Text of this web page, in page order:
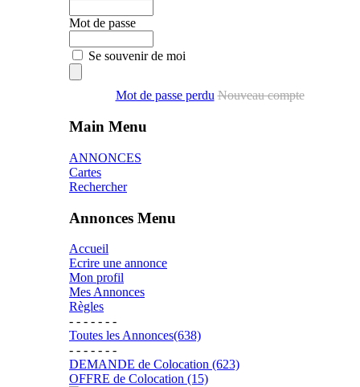
Mot de passe
Se souvenir de moi
Mot de passe perdu Nouveau compte
Main Menu
ANNONCES
Cartes
Rechercher
Annonces Menu
Accueil
Ecrire une annonce
Mon profil
Mes Annonces
Règles
- - - - - - -
Toutes les Annonces(638)
- - - - - - -
DEMANDE de Colocation (623)
OFFRE de Colocation (15)